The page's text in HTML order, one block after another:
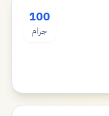
100
جرام